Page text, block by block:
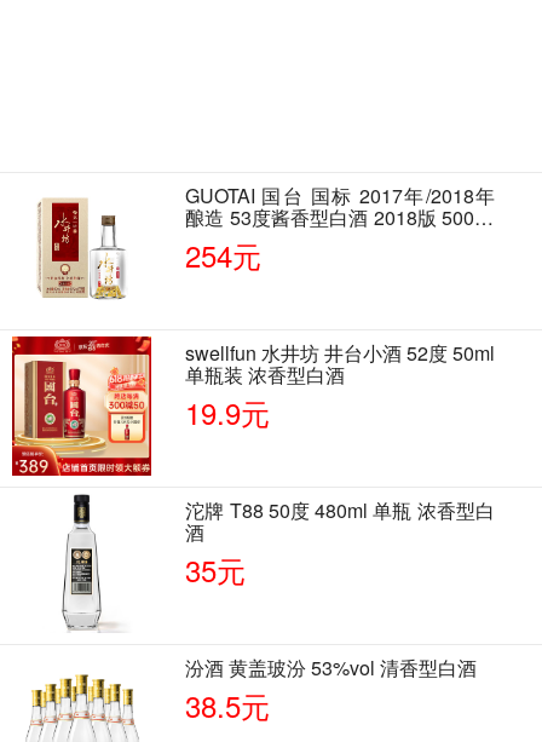
GUOTAI 国台 国标 2017年/2018年
酿造 53度酱香型白酒 2018版 500ml
单瓶装
254元
swellfun 水井坊 井台小酒 52度 50ml
单瓶装 浓香型白酒
19.9元
沱牌 T88 50度 480ml 单瓶 浓香型白
酒
35元
汾酒 黄盖玻汾 53%vol 清香型白酒
38.5元